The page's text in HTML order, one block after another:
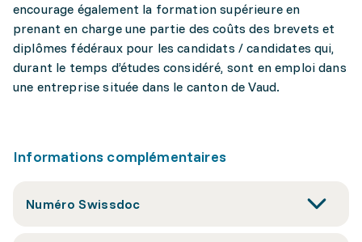
encourage également la formation supérieure en
prenant en charge une partie des coûts des brevets et
diplômes fédéraux pour les candidats / candidates qui,
durant le temps d’études considéré, sont en emploi dans
une entreprise située dans le canton de Vaud.
Informations complémentaires
Numéro Swissdoc